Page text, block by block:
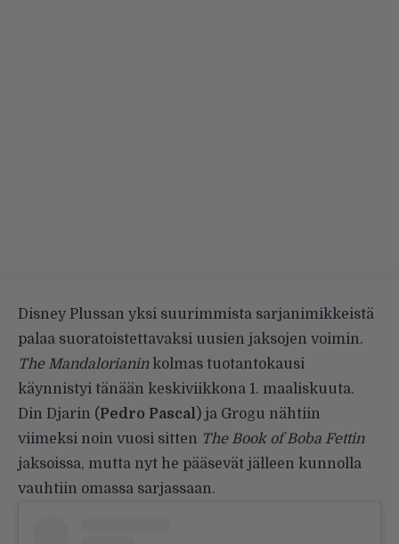
Disney Plussan yksi suurimmista sarjanimikkeistä
palaa suoratoistettavaksi uusien jaksojen voimin.
The Mandalorianinkolmas tuotantokausi
käynnistyi tänään keskiviikkona 1. maaliskuuta.
Din Djarin (Pedro Pascal ) ja Grogu nähtiin
viimeksi noin vuosi sitten The Book of Boba Fettin
jaksoissa, mutta nyt he pääsevät jälleen kunnolla
vauhtiin omassa sarjassaan.